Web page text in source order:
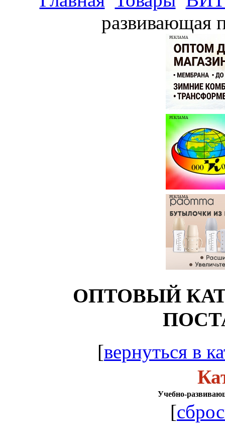
развивающая
РЕКЛАМА
РЕКЛАМА
РЕКЛАМА
ОПТОВЫЙ
[вернуться в
Учебно-
[